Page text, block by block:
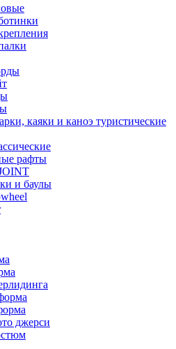
каяки и каноэ туристические
рафты
и баулы
джерси